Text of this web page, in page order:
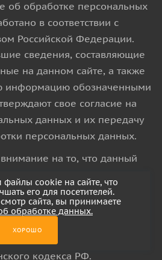
об обработке персональных
в соответствии с
Российской Федерации.
сведения, составляющие
на данном сайте, а также
информацию обозначенными
свое согласие на
данных и их передачу
персональных данных.
на то, что данный
характер и ни при каких
материалы и цены,
кодекса РФ.
cookie на сайте, что
его для посетителей.
сайта, вы принимаете
обработке данных.
ХОРОШО